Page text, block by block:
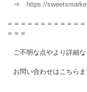
⇒
https://
＝＝＝＝＝＝＝＝＝＝＝
＝＝＝
ご不明な点やより詳細な
お問い合わせはこちらま